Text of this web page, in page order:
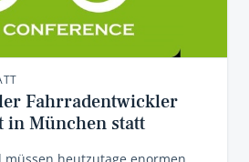
Fahrradentwickler
in München statt